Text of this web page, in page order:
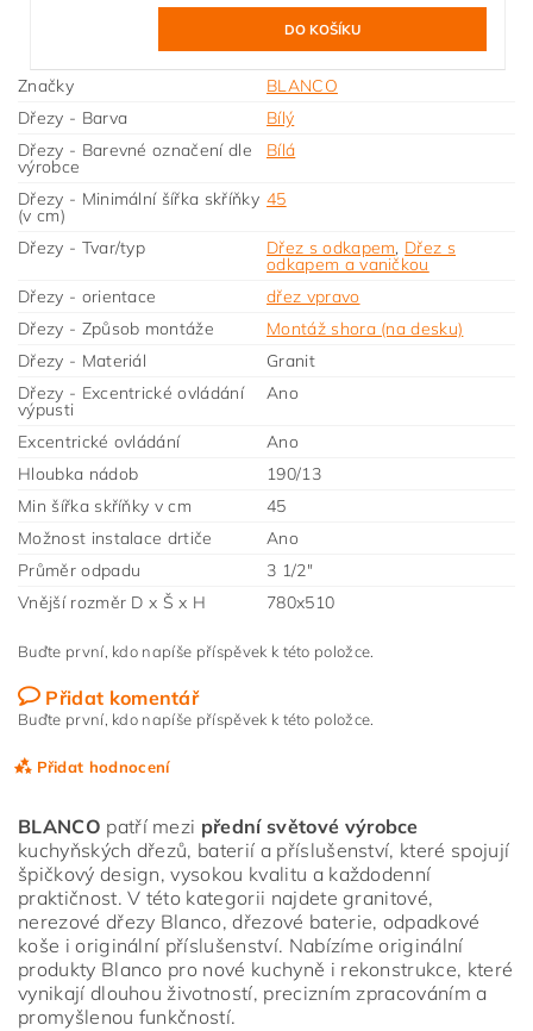
Značky
BLANCO
Dřezy - Barva
Bílý
Dřezy - Barevné označení dle
výrobce
Bílá
Dřezy - Minimální šířka skříňky
(v cm)
45
Dřezy - Tvar/typ Dřez s odkapem, Dřez s
odkapem a vaničkou
Dřezy - orientace
dřez vpravo
Dřezy - Způsob montáže
Montáž shora (na desku)
Dřezy - Materiál
Granit
Dřezy - Excentrické ovládání
výpusti
Ano
Excentrické ovládání
Ano
Hloubka nádob
190/13
Min šířka skříňky v cm
45
Možnost instalace drtiče
Ano
Průměr odpadu
3 1/2"
Vnější rozměr D x Š x H
780x510
Buďte první, kdo napíše příspěvek k této položce.
Přidat komentář
Buďte první, kdo napíše příspěvek k této položce.
Přidat hodnocení
BLANCO patří mezi přední světové výrobce
kuchyňských dřezů, baterií a příslušenství, které spojují
špičkový design, vysokou kvalitu a každodenní
praktičnost. V této kategorii najdete granitové,
nerezové dřezy Blanco, dřezové baterie, odpadkové
koše i originální příslušenství. Nabízíme originální
produkty Blanco pro nové kuchyně i rekonstrukce, které
vynikají dlouhou životností, precizním zpracováním a
promyšlenou funkčností.